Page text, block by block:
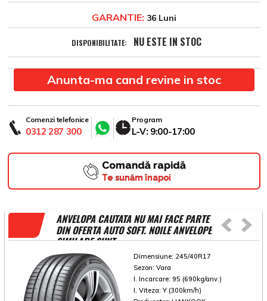
GARANTIE: 36 Luni
DISPONIBILITATE: NU ESTE IN STOC
Anunta-ma cand revine in stoc
Comenzi telefonice
0312 287 300
Program
L-V: 9:00-17:00
Comandă rapidă
Te sunăm înapoi
ANVELOPA CAUTATA NU MAI FACE PARTE
DIN OFERTA AUTO SOFT. NOILE ANVELOPE
SIMILARE SUNT
Dimensiune: 245/40R17
Sezon: Vara
I. Incarcare: 95 (690kg/anv.)
I. Viteza: Y (300km/h)